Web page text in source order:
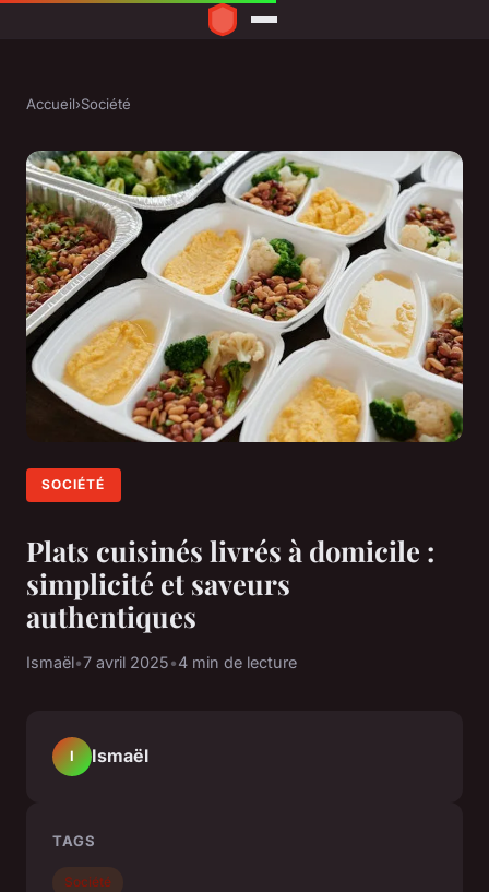
Accueil›Société
SOCIÉTÉ
Plats cuisinés livrés à domicile :
simplicité et saveurs
authentiques
Ismaël•7 avril 2025•4 min de lecture
I Ismaël
TAGS
Société